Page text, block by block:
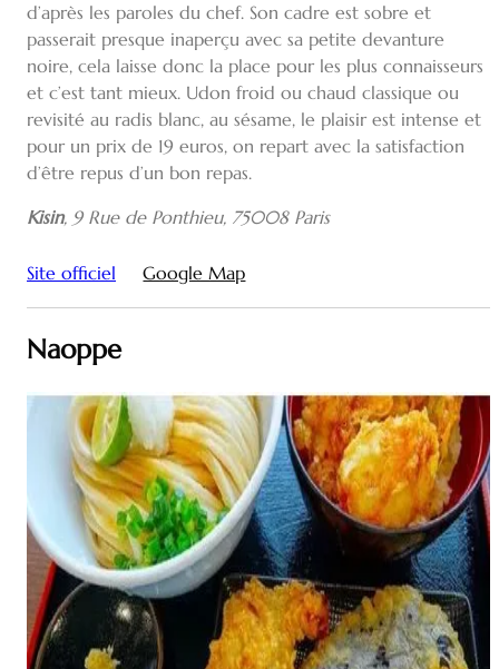
d’après les paroles du chef. Son cadre est sobre et
passerait presque inaperçu avec sa petite devanture
noire, cela laisse donc la place pour les plus connaisseurs
et c’est tant mieux. Udon froid ou chaud classique ou
revisité au radis blanc, au sésame, le plaisir est intense et
pour un prix de 19 euros, on repart avec la satisfaction
d’être repus d’un bon repas.
Kisin, 9 Rue de Ponthieu, 75008 Paris
Site officiel Google Map
Naoppe